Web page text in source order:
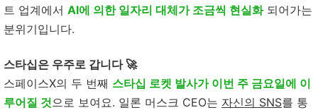
트 업계에서 AI에 의한 일자리 대체가 조금씩 현실화되어가는
분위기입니다.
스타십은 우주로 갑니다 🚀
스페이스X의 두 번째 스타십 로켓 발사가 이번 주 금요일에 이
루어질 것으로 보여요. 일론 머스크 CEO는 자신의 SNS를 통